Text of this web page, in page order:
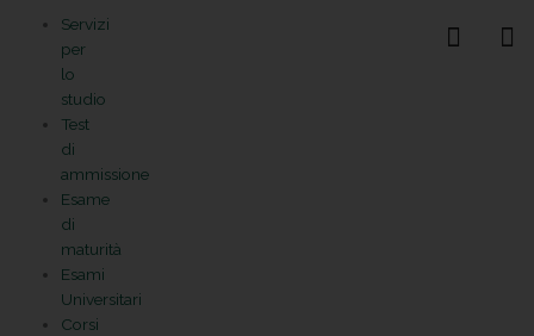
contenuto
Servizi
per
lo
studio
Test
di
ammissione
Esame
di
maturità
Esami
Universitari
Corsi